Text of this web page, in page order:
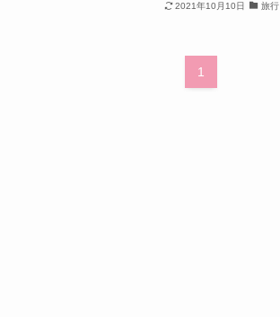
2021年10月10日 旅行
1